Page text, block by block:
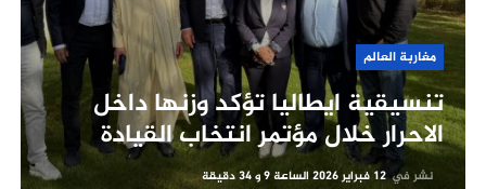
مغاربة العالم
تنسيقية ايطاليا تؤكد وزنها داخل
الاحرار خلال مؤتمر انتخاب القيادة
نشر في12 فبراير 2026 الساعة 9 و 34 دقيقة